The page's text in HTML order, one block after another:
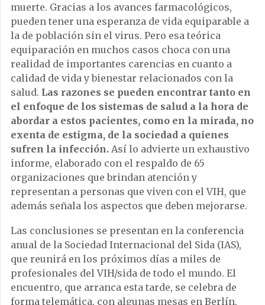
muerte. Gracias a los avances farmacológicos,
pueden tener una esperanza de vida equiparable a
la de población sin el virus. Pero esa teórica
equiparación en muchos casos choca con una
realidad de importantes carencias en cuanto a
calidad de vida y bienestar relacionados con la
salud. Las razones se pueden encontrar tanto en
el enfoque de los sistemas de salud a la hora de
abordar a estos pacientes, como en la mirada, no
exenta de estigma, de la sociedad a quienes
sufren la infección. Así lo advierte un exhaustivo
informe, elaborado con el respaldo de 65
organizaciones que brindan atención y
representan a personas que viven con el VIH, que
además señala los aspectos que deben mejorarse.
Las conclusiones se presentan en la conferencia
anual de la Sociedad Internacional del Sida (IAS),
que reunirá en los próximos días a miles de
profesionales del VIH/sida de todo el mundo. El
encuentro, que arranca esta tarde, se celebra de
forma telemática, con algunas mesas en Berlín,